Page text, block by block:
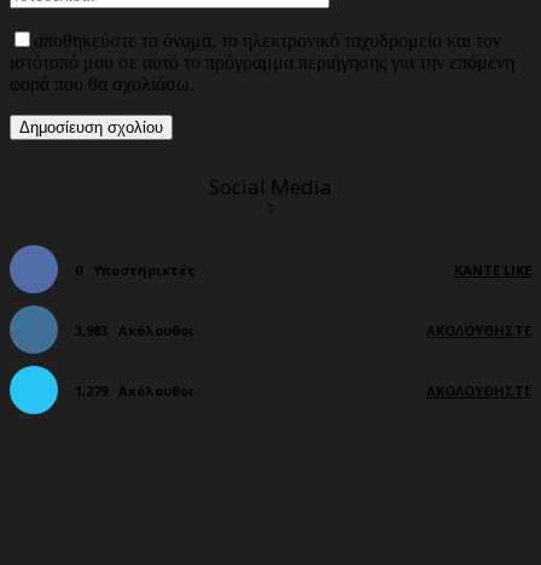
αποθηκεύστε το όνομα, το ηλεκτρονικό ταχυδρομείο και τον
ιστότοπό μου σε αυτό το πρόγραμμα περιήγησης για την επόμενη
φορά που θα σχολιάσω.
Social Media
0 Υποστηρικτές ΚΆΝΤΕ LIKE
3,983 Ακόλουθοι ΑΚΟΛΟΥΘΉΣΤΕ
1,279 Ακόλουθοι ΑΚΟΛΟΥΘΉΣΤΕ